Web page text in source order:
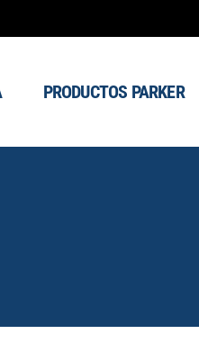
PRODUCTOS PARKER